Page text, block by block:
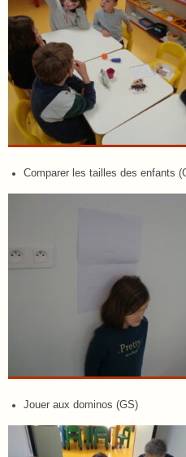
Comparer les tailles des enfants
Jouer aux dominos (GS)